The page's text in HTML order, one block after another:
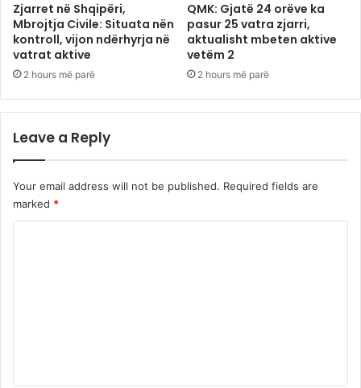
Zjarret në Shqipëri,
Mbrojtja Civile: Situata nën
kontroll, vijon ndërhyrja në
vatrat aktive
2 hours më parë
QMK: Gjatë 24 orëve ka
pasur 25 vatra zjarri,
aktualisht mbeten aktive
vetëm 2
2 hours më parë
Leave a Reply
Your email address will not be published. Required fields are
marked *